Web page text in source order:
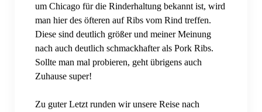
um Chicago für die Rinderhaltung bekannt ist, wird
man hier des öfteren auf Ribs vom Rind treffen.
Diese sind deutlich größer und meiner Meinung
nach auch deutlich schmackhafter als Pork Ribs.
Sollte man mal probieren, geht übrigens auch
Zuhause super!
Zu guter Letzt runden wir unsere Reise nach